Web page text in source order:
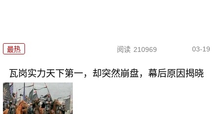
最热 阅读 210969 03-19
瓦岗实力天下第一，却突然崩盘，幕后原因揭晓